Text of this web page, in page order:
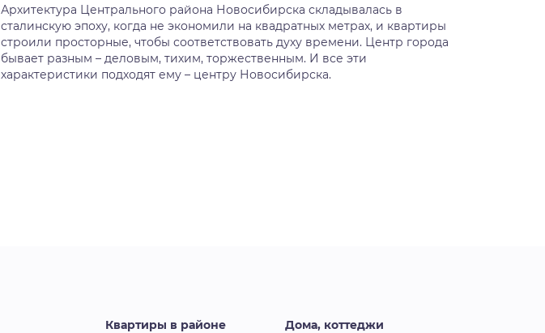
Архитектура Центрального района Новосибирска складывалась в
сталинскую эпоху, когда не экономили на квадратных метрах, и квартиры
строили просторные, чтобы соответствовать духу времени. Центр города
бывает разным – деловым, тихим, торжественным. И все эти
характеристики подходят ему – центру Новосибирска.
Квартиры в районе
Дома, коттеджи